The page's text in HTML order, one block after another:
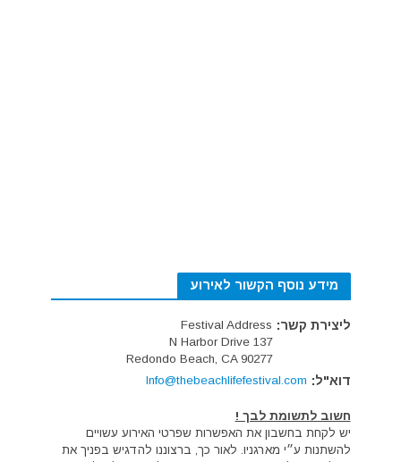
מידע נוסף הקשור לאירוע
ליצירת קשר: Festival Address
137 N Harbor Drive
Redondo Beach, CA 90277
דוא"ל: Info@thebeachlifefestival.com
חשוב לתשומת לבך !
יש לקחת בחשבון את האפשרות שפרטי האירוע עשויים
להשתנות ע״י מארגניו. לאור כך, ברצוננו להדגיש בפניך את